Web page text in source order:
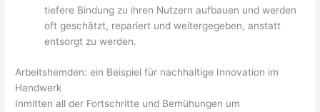
tiefere Bindung zu ihren Nutzern aufbauen und werden
oft geschätzt, repariert und weitergegeben, anstatt
entsorgt zu werden.
Arbeitshemden: ein Beispiel für nachhaltige Innovation im
Handwerk
Inmitten all der Fortschritte und Bemühungen um